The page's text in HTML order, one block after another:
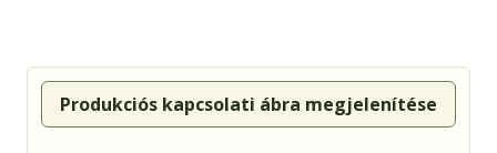
Produkciós kapcsolati ábra megjelenítése